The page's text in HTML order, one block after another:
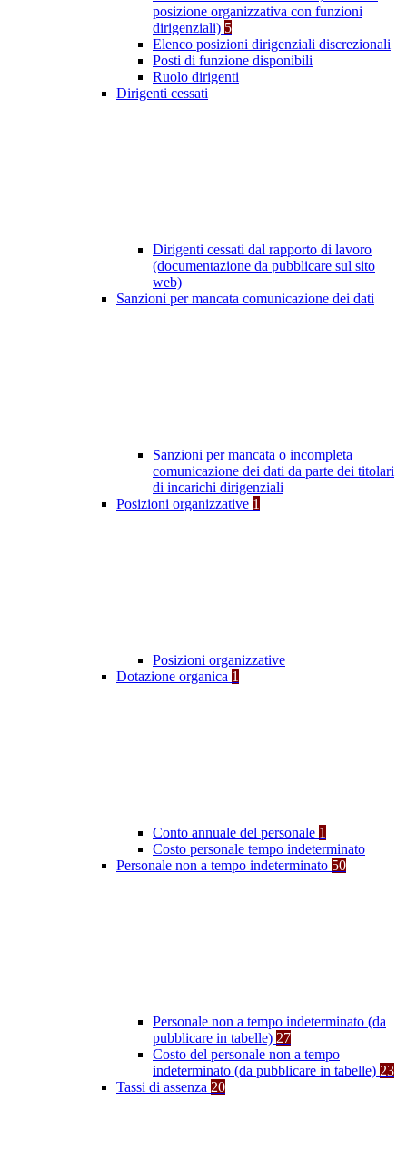
posizione organizzativa con funzioni
dirigenziali) 5
Elenco posizioni dirigenziali discrezionali
Posti di funzione disponibili
Ruolo dirigenti
Dirigenti cessati
Dirigenti cessati dal rapporto di lavoro
(documentazione da pubblicare sul sito
web)
Sanzioni per mancata comunicazione dei dati
Sanzioni per mancata o incompleta
comunicazione dei dati da parte dei titolari
di incarichi dirigenziali
Posizioni organizzative 1
Posizioni organizzative
Dotazione organica 1
Conto annuale del personale 1
Costo personale tempo indeterminato
Personale non a tempo indeterminato 50
Personale non a tempo indeterminato (da
pubblicare in tabelle) 27
Costo del personale non a tempo
indeterminato (da pubblicare in tabelle) 23
Tassi di assenza 20